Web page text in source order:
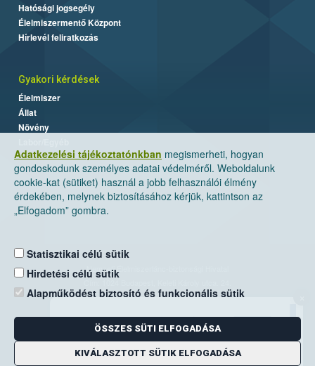
Adatkezelési tájékoztatónkban megismerheti, hogyan
gondoskodunk személyes adatai védelméről. Weboldalunk
cookie-kat (sütiket) használ a jobb felhasználói élmény
érdekében, melynek biztosításához kérjük, kattintson az
„Elfogadom” gombra.
Statisztikai célú sütik
Hirdetési célú sütik
Alapműködést biztosító és funkcionális sütik
ÖSSZES SÜTI ELFOGADÁSA
KIVÁLASZTOTT SÜTIK ELFOGADÁSA
Hatósági jogsegély
Élelmiszermentő Központ
Hírlevél feliratkozás
Gyakori kérdések
Élelmiszer
Állat
Növény
Nemzeti Élelmiszerlánc-biztonsági Hivatal
Levelezési cím: 1525 Budapest. Pf. 30.
E-mail:ugyfelszolgalat@nebih.gov.hu
Zöld szám: 06-80/263-244
Telefon: 06-1/ 336-9000